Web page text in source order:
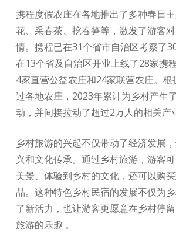
携程度假农庄在各地推出了多种春日
花、采春茶、挖春笋等，激发了游客
情。携程已在31个省市自治区考察了
在13个省及自治区开业上线了28家携
4家直营公益农庄和24家联营农庄。根
过各地农庄，2023年累计为乡村产生
动，并间接拉动了超过2万人的相关产
乡村旅游的兴起不仅带动了经济发展
兴和文化传承。通过乡村旅游，游客
美景、体验到乡村的文化，还可以购
品。这种特色乡村民宿的发展不仅为
了新活力，也让游客更愿意在乡村停
旅游的乐趣 。